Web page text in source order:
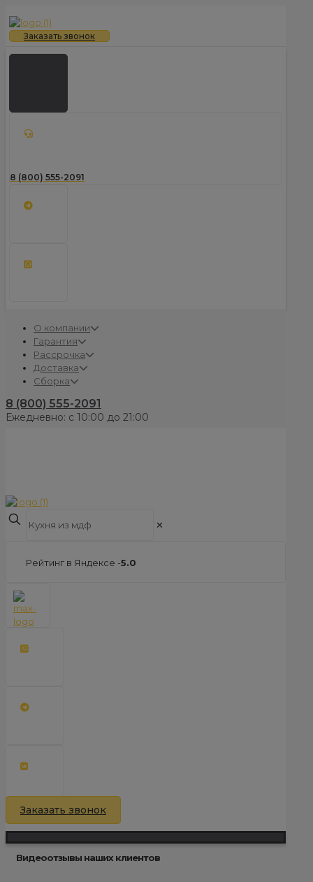
Заказать звонок
8 (800) 555-2091
О компании
Гарантия
Рассрочка
Доставка
Сборка
8 (800) 555-2091
Ежедневно: с 10:00 до 21:00
✕
Рейтинг в Яндексе -5.0
Заказать звонок
Видеоотзывы наших клиентов